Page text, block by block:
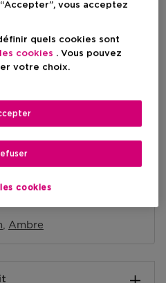
PANIER
près de chez vous.
Ambre
vous acceptez
quels cookies sont
cookies . Vous pouvez
votre choix.
cookies